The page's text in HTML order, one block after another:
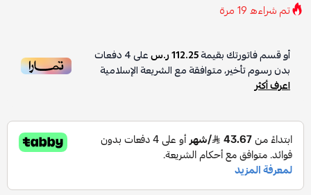
تم شراءه19مرة
أو قسم فاتورتك بقيمة112.25 ر.س على4دفعات
بدون رسوم تأخير، متوافقة مع الشريعة الإسلامية
اعرف أكثر